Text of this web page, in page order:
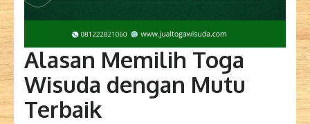
Alasan Memilih Toga
Wisuda dengan Mutu
Terbaik